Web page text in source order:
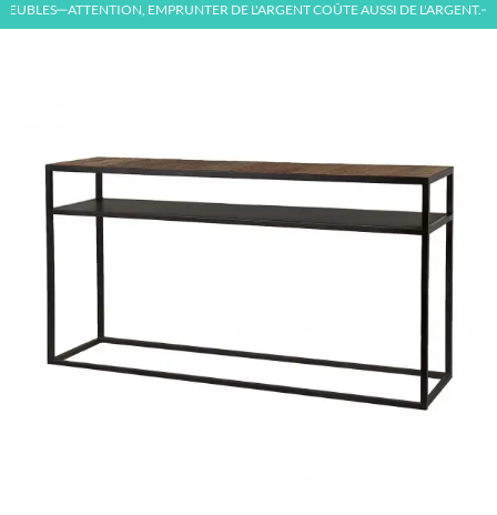
—ATTENTION, EMPRUNTER DE L'ARGENT COÛTE AUSSI DE L'ARGENT.—